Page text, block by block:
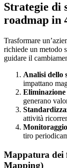
Strategie di
roadmap in
Trasformare
richiede un metodo
guidare il
Analisi dello
impattano
generano
attività
tiro
Mappatura dei
Mapping)